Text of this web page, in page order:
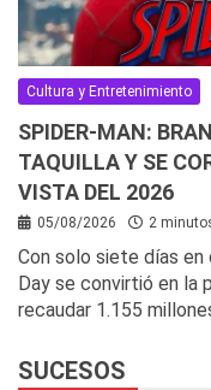
Cultura y Entretenimiento
SPIDER-MAN:
TAQUILLA Y SE
VISTA DEL 2026
05/08/2026 2
Con solo siete días en
Day se convirtió en la
recaudar 1.155
SUCESOS